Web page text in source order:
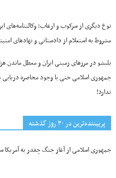
نوع دیگری از سرکوب و ارعاب؛ وکالتنامه‌های
مشروط به استعلام از دادستانی و نهادهای
بلبشو در مرزهای زمینی ایران و معطل ماندن
جمهوری اسلامی حتی با وجود محاصره
ندارد!
پربیننده‌ترین‌ در ۳۰ روز گذشته
جمهوری اسلامی از آغاز جنگ چقدر به آمریکا